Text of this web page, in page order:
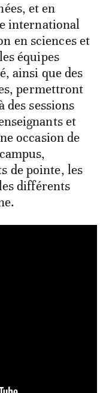
et en
international
en sciences et
équipes
ainsi que des
permettront
sessions
et
occasion de
de pointe, les
différents